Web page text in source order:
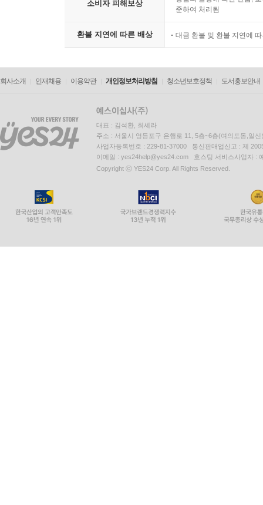
소비자 피해보상
준하여 처리됨
환불 지연에 따른 배상 대금 환불 및 환불 지연에
회사소개 인재채용 이용약관 개인정보처리방침 청소년보호정책 도서홍보안내
대표 : 김석환, 최세라
주소 : 서울시 영등포구 은행로 11, 5층~6층(여의도동,일신
사업자등록번호 : 229-81-37000 통신판매업신고 : 제
이메일 : yes24help@yes24.com 호스팅 서비스사업자 :
Copyright ⓒ YES24 Corp. All Rights Reserved.